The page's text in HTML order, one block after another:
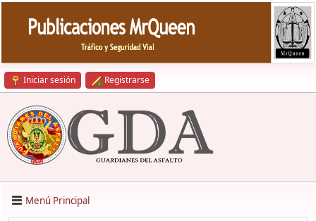
Iniciar sesión Registrarse
Menú Principal